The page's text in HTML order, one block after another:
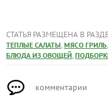
СТАТЬЯ РАЗМЕЩЕНА В
ТЕПЛЫЕ САЛАТЫ, МЯСО ГРИЛЬ,
БЛЮДА ИЗ ОВОЩЕЙ,
комментарии